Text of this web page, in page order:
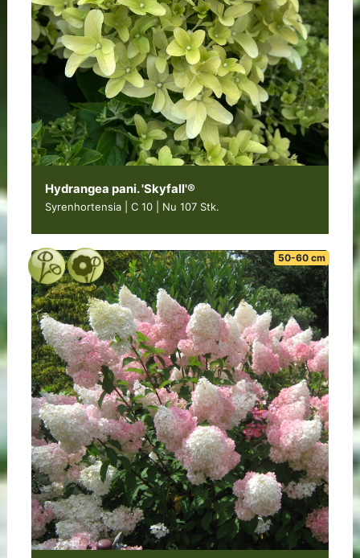
Hydrangea pani. 'Skyfall'®
Syrenhortensia | C 10 Nu 107 Stk.
50-60 cm